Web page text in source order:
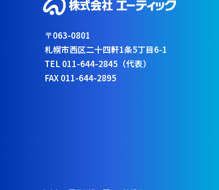
〒063-0801
札幌市西区二十四軒1条5丁目6-1
TEL 011-644-2845（代表）
FAX 011-644-2895